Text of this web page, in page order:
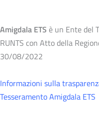
Amigdala ETS è un Ente del
RUNTS con Atto della
30/08/2022
Informazioni sulla
Tesseramento Amigdala ETS